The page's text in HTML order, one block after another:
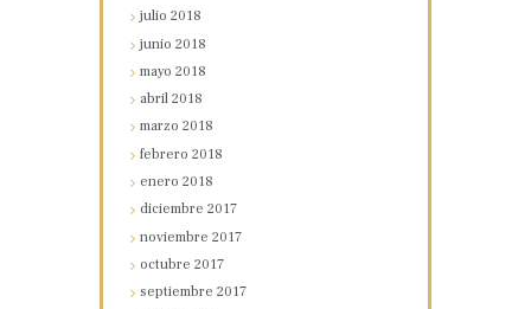
julio2018
junio2018
mayo2018
abril2018
marzo2018
febrero2018
enero2018
diciembre2017
noviembre2017
octubre2017
septiembre2017